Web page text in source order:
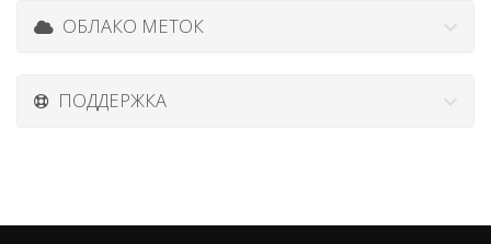
ОБЛАКО МЕТОК
ПОДДЕРЖКА